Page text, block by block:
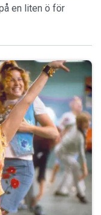
en liten ö för